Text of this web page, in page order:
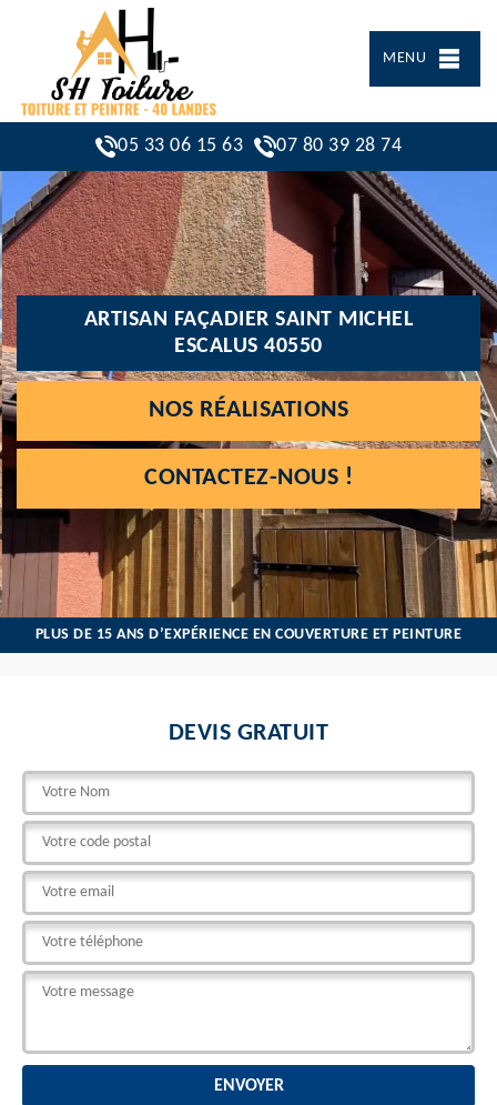
MENU
05 33 06 15 63 07 80 39 28 74
ARTISAN FAÇADIER SAINT MICHEL
ESCALUS 40550
NOS RÉALISATIONS
CONTACTEZ-NOUS !
PLUS DE 15 ANS D’EXPÉRIENCE EN COUVERTURE ET PEINTURE
DEVIS GRATUIT